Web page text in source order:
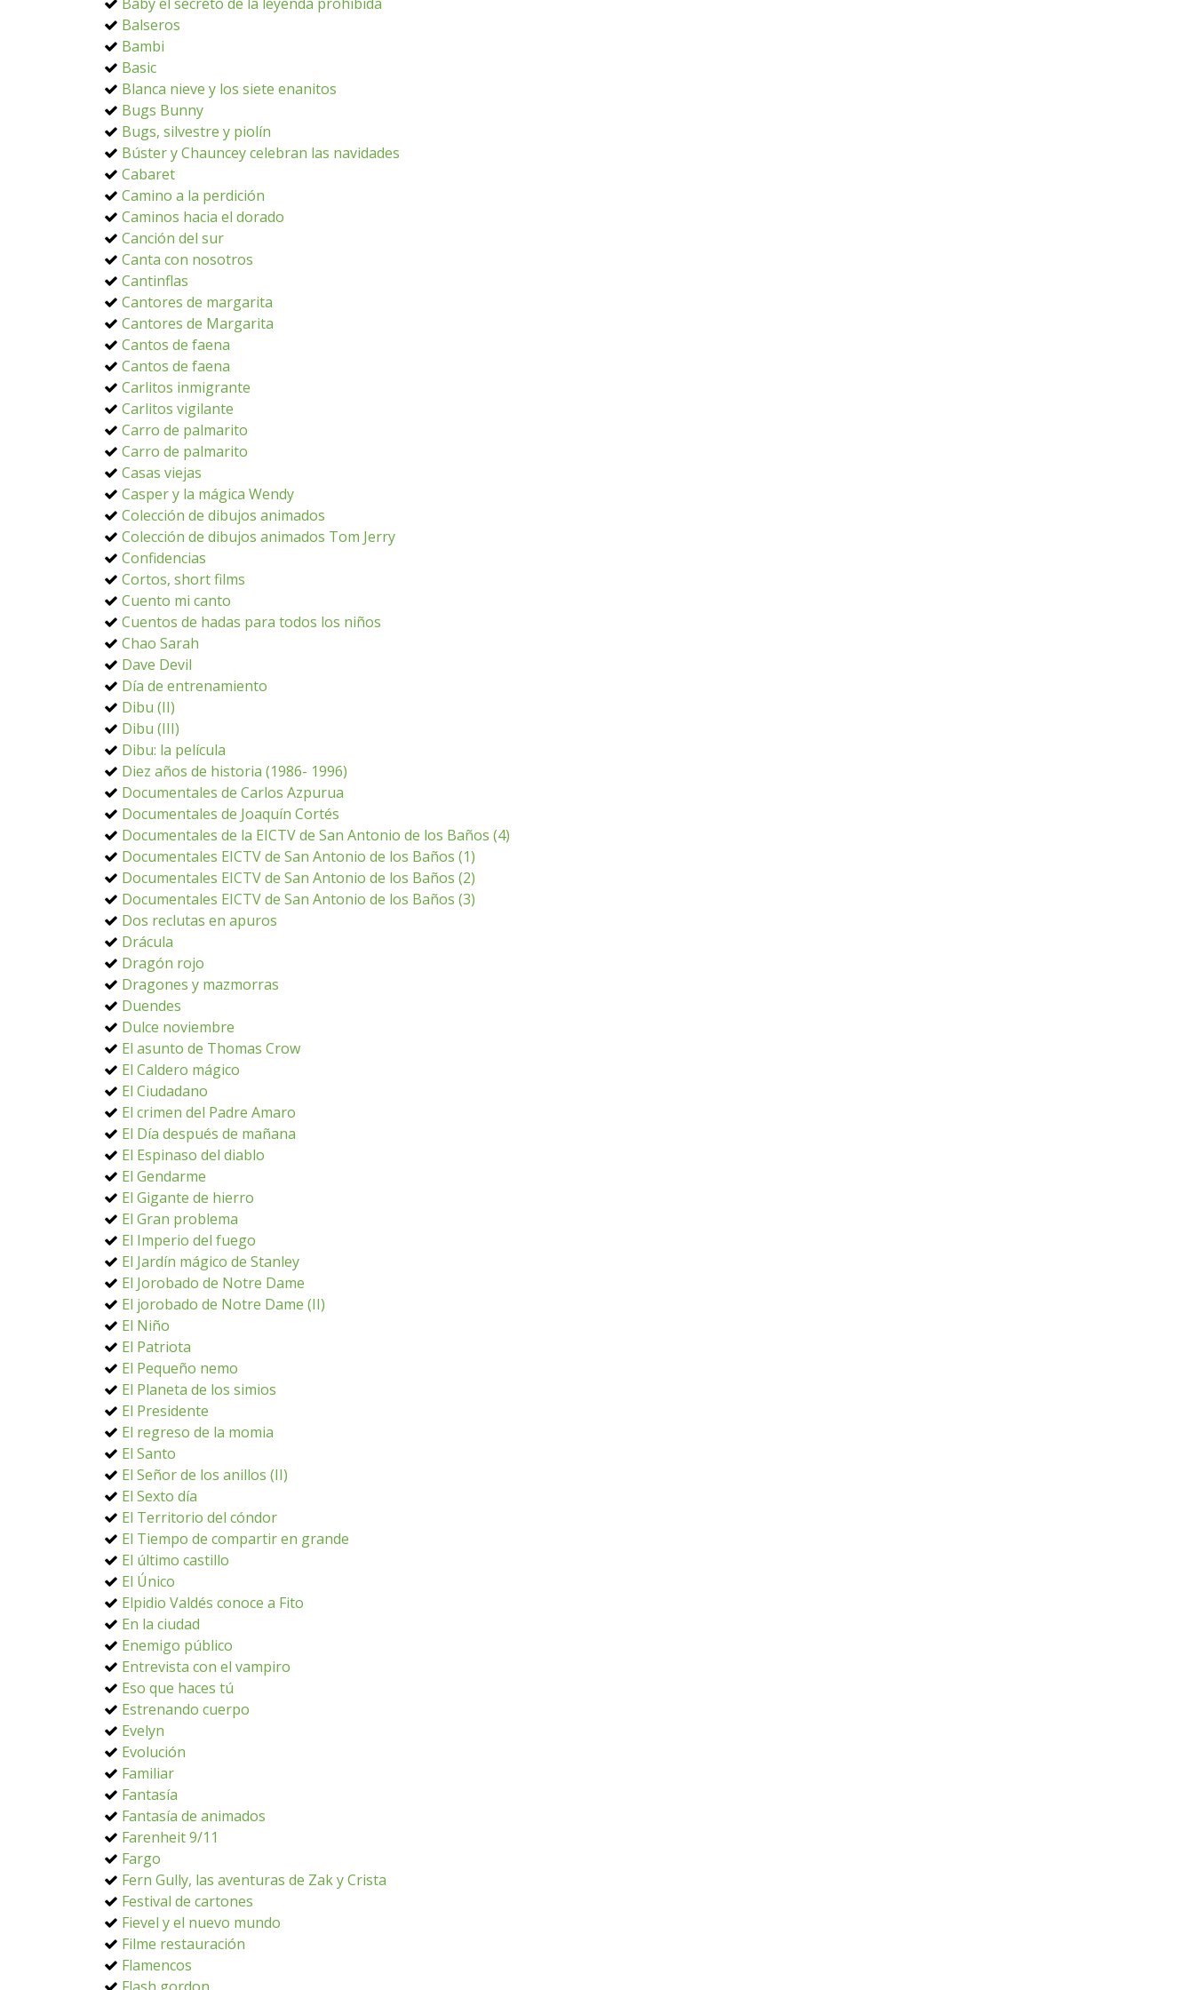
Balseros
Bambi
Basic
Blanca nieve y los siete enanitos
Bugs Bunny
Bugs, silvestre y piolín
Búster y Chauncey celebran las navidades
Cabaret
Camino a la perdición
Caminos hacia el dorado
Canción del sur
Canta con nosotros
Cantinflas
Cantores de margarita
Cantores de Margarita
Cantos de faena
Cantos de faena
Carlitos inmigrante
Carlitos vigilante
Carro de palmarito
Carro de palmarito
Casas viejas
Casper y la mágica Wendy
Colección de dibujos animados
Colección de dibujos animados Tom Jerry
Confidencias
Cortos, short films
Cuento mi canto
Cuentos de hadas para todos los niños
Chao Sarah
Dave Devil
Día de entrenamiento
Dibu (II)
Dibu (III)
Dibu: la película
Diez años de historia (1986- 1996)
Documentales de Carlos Azpurua
Documentales de Joaquín Cortés
Documentales de la EICTV de San Antonio de los Baños (4)
Documentales EICTV de San Antonio de los Baños (1)
Documentales EICTV de San Antonio de los Baños (2)
Documentales EICTV de San Antonio de los Baños (3)
Dos reclutas en apuros
Drácula
Dragón rojo
Dragones y mazmorras
Duendes
Dulce noviembre
El asunto de Thomas Crow
El Caldero mágico
El Ciudadano
El crimen del Padre Amaro
El Día después de mañana
El Espinaso del diablo
El Gendarme
El Gigante de hierro
El Gran problema
El Imperio del fuego
El Jardín mágico de Stanley
El Jorobado de Notre Dame
El jorobado de Notre Dame (II)
El Niño
El Patriota
El Pequeño nemo
El Planeta de los simios
El Presidente
El regreso de la momia
El Santo
El Señor de los anillos (II)
El Sexto día
El Territorio del cóndor
El Tiempo de compartir en grande
El último castillo
El Único
Elpidio Valdés conoce a Fito
En la ciudad
Enemigo público
Entrevista con el vampiro
Eso que haces tú
Estrenando cuerpo
Evelyn
Evolución
Familiar
Fantasía
Fantasía de animados
Farenheit 9/11
Fargo
Fern Gully, las aventuras de Zak y Crista
Festival de cartones
Fievel y el nuevo mundo
Filme restauración
Flamencos